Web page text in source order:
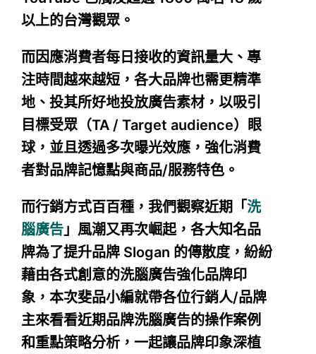
以上的台灣觀眾。
而因應消費者每日接收的資訊量大、專
注時間越來越短，各大品牌也需更精準
地、投其所好地投放廣告素材，以吸引
目標受眾（TA / Target audience）眼
球，並且透過多次曝光效應，強化消費
者對品牌記憶點與商品/服務特色。
而行銷方式百百種，我們觀察近期「洗
腦廣告」風潮又再次崛起，各大知名品
牌為了提升品牌 Slogan 的傳散度，紛紛
藉由各式創意的洗腦廣告強化品牌印
象，本次斐品小編就帶各位行銷人/品牌
主來看看近期品牌洗腦廣告的操作案例
和重點策略分析，一起讓品牌印象深植